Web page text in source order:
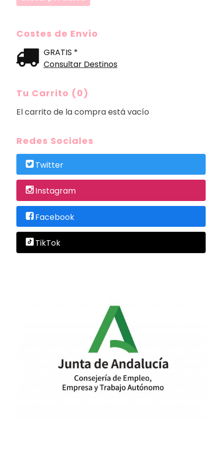
Costes de Envío
GRATIS *
Consultar Destinos
Tu Carrito (0)
El carrito de la compra está vacío
Redes Sociales
Twitter
Instagram
Facebook
TikTok